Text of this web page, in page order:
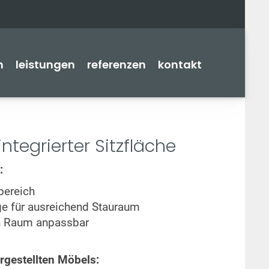
leistungen referenzen kontakt
Sitzfläche
für ausreichend Stauraum
anpassbar
Möbels: